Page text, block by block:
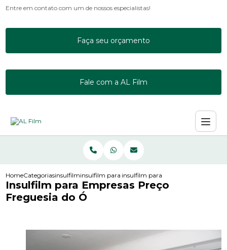
Entre em contato com um de nossos especialistas!
Faça seu orçamento
Fale com a AL Film
HomeCategoriasinsulfilminsulfilm para janela residencial
insulfilm para empresas preco
Insulfilm para Empresas Preço
Freguesia do Ó